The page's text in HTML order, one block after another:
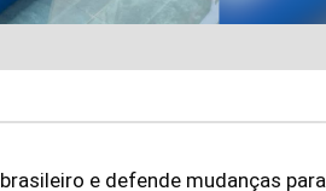
brasileiro e defende mudanças para